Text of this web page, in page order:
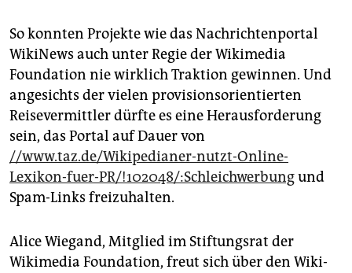
So konnten Projekte wie das Nachrichtenportal
WikiNews auch unter Regie der Wikimedia
Foundation nie wirklich Traktion gewinnen. Und
angesichts der vielen provisionsorientierten
Reisevermittler dürfte es eine Herausforderung
sein, das Portal auf Dauer von
//www.taz.de/Wikipedianer-nutzt-Online-
Lexikon-fuer-PR/!102048/:Schleichwerbungund
Spam-Links freizuhalten.
Alice Wiegand, Mitglied im Stiftungsrat der
Wikimedia Foundation, freut sich über den Wiki-